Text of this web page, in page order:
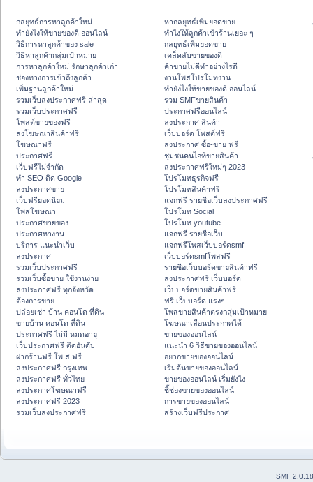
กลยุทธ์การหาลูกค้าใหม่
ทํายังไงให้ขายของดี ออนไลน์
วิธีการหาลูกค้าของ sale
วิธีหาลูกค้ากลุ่มเป้าหมาย
การหาลูกค้าใหม่ รักษาลูกค้าเก่า
ช่องทางการเข้าถึงลูกค้า
เพิ่มฐานลูกค้าใหม่
รวมเว็บลงประกาศฟรี ล่าสุด
รวมเว็บประกาศฟรี
โพสต์ขายของฟรี
ลงโฆษณาสินค้าฟรี
โฆษณาฟรี
ประกาศฟรี
เว็บฟรีไม่จำกัด
ทำ SEO ติด Google
ลงประกาศขาย
เว็บฟรียอดนิยม
โพสโฆษณา
ประกาศขายของ
ประกาศหางาน
บริการ แนะนำเว็บ
ลงประกาศ
รวมเว็บประกาศฟรี
รวมเว็บซื้อขาย ใช้งานง่าย
ลงประกาศฟรี ทุกจังหวัด
ต้องการขาย
ปล่อยเช่า บ้าน คอนโด ที่ดิน
ขายบ้าน คอนโด ที่ดิน
ประกาศฟรี ไม่มี หมดอายุ
เว็บประกาศฟรี ติดอันดับ
ฝากร้านฟรี โพ ส ฟรี
ลงประกาศฟรี กรุงเทพ
ลงประกาศฟรี ทั่วไทย
ลงประกาศโฆษณาฟรี
ลงประกาศฟรี 2023
รวมเว็บลงประกาศฟรี
หากลยุทธ์เพิ่มยอดขาย
ทําไงให้ลูกค้าเข้าร้านเยอะ ๆ
กลยุทธ์เพิ่มยอดขาย
เคล็ดลับขายของดี
ค้าขายไม่ดีทำอย่างไรดี
งานโพสโปรโมทงาน
ทํายังไงให้ขายของดี ออนไลน์
รวม SMFขายสินค้า
ประกาศฟรีออนไลน์
ลงประกาศ สินค้า
เว็บบอร์ด โพสต์ฟรี
ลงประกาศ ซื้อ-ขาย ฟรี
ชุมชนคนไอทีขายสินค้า
ลงประกาศฟรีใหม่ๆ 2023
โปรโมทธุรกิจฟรี
โปรโมทสินค้าฟรี
แจกฟรี รายชื่อเว็บลงประกาศฟรี
โปรโมท Social
โปรโมท youtube
แจกฟรี รายชื่อเว็บ
แจกฟรีโพสเว็บบอร์ดsmf
เว็บบอร์ดsmfโพสฟรี
รายชื่อเว็บบอร์ดขายสินค้าฟรี
ลงประกาศฟรี เว็บบอร์ด
เว็บบอร์ดขายสินค้าฟรี
ฟรี เว็บบอร์ด แรงๆ
โพสขายสินค้าตรงกลุ่มเป้าหมาย
โฆษณาเลื่อนประกาศได้
ขายของออนไลน์
แนะนำ 6 วิธีขายของออนไลน์
อยากขายของออนไลน์
เริ่มต้นขายของออนไลน์
ขายของออนไลน์ เริ่มยังไง
ชี้ช่องขายของออนไลน์
การขายของออนไลน์
สร้างเว็บฟรีประกาศ
SMF 2.0.18